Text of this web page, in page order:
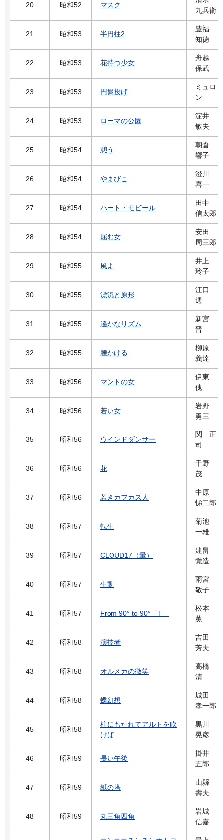
20 昭和52 マスク
九兵衛
21 昭和53 半円柱2
豊福
知徳
22 昭和53 花持つ少女
舟越
保武
23 昭和53 円盤投げ
ミュロ
ン
24 昭和53 ローマの公園
淀井
敏夫
25 昭和54 憩う
朝倉
響子
26 昭和54 やまびこ
澄川
喜一
27 昭和54 ハート・モビール
田中
信太郎
28 昭和54 屈む女
安田
周三郎
29 昭和55 風よ
井上
玲子
30 昭和55 漂流と原形
江口
週
31 昭和55 遙かなリズム
新宮
晋
32 昭和55 腰かける
柳原
義達
33 昭和56 マントの女
伊東
傀
34 昭和56 若い女
岩野
勇三
35 昭和56 ウインドダンサー
関 正
司
36 昭和56 花
千野
茂
37 昭和56 若きカフカス人
中原
悌二郎
38 昭和57 転生
菊池
一雄
39 昭和57 CLOUD17（暈）
建畠
覚造
40 昭和57 生動
雨宮
敬子
41 昭和57 From 90° to 90°「T」
松本
薫
42 昭和58 演技者
吉田
芳夫
43 昭和58 オルメカの微笑
高橋
清
44 昭和58 蝶幻想
城田
孝一郎
45 昭和58
柱にもたれてアルトを吹
けば…
黒川
晃彦
46 昭和59 長い午後
掛井
五郎
47 昭和59 紙の塔
山縣
壽夫
48 昭和59 丸三角四角
岩城
信嘉